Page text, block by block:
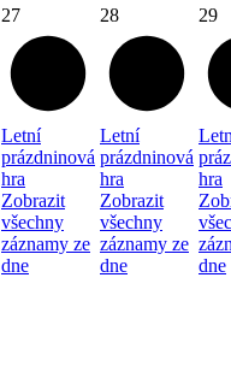
27
Letní
prázdninová
hra
Zobrazit
všechny
záznamy ze
dne
28
Letní
prázdninová
hra
Zobrazit
všechny
záznamy ze
dne
29
hra
dne